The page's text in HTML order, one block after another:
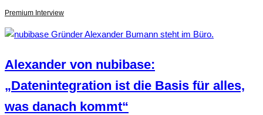
Premium Interview
Alexander von nubibase:
„Datenintegration ist die Basis für alles,
was danach kommt“